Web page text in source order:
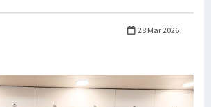
28 Mar 2026